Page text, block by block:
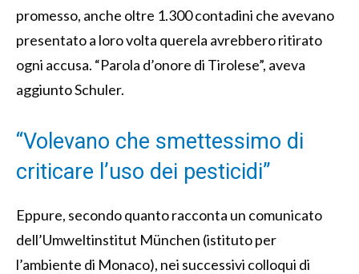
promesso, anche oltre 1.300 contadini che avevano
presentato a loro volta querela avrebbero ritirato
ogni accusa. “Parola d’onore di Tirolese”, aveva
aggiunto Schuler.
“Volevano che smettessimo di
criticare l’uso dei pesticidi”
Eppure, secondo quanto racconta un comunicato
dell’Umweltinstitut München (istituto per
l’ambiente di Monaco), nei successivi colloqui di